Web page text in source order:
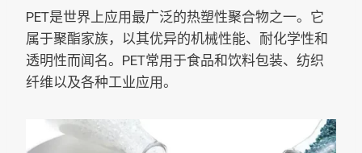
PET是世界上应用最广泛的热塑性聚合物之一。它
属于聚酯家族，以其优异的机械性能、耐化学性和
透明性而闻名。PET常用于食品和饮料包装、纺织
纤维以及各种工业应用。